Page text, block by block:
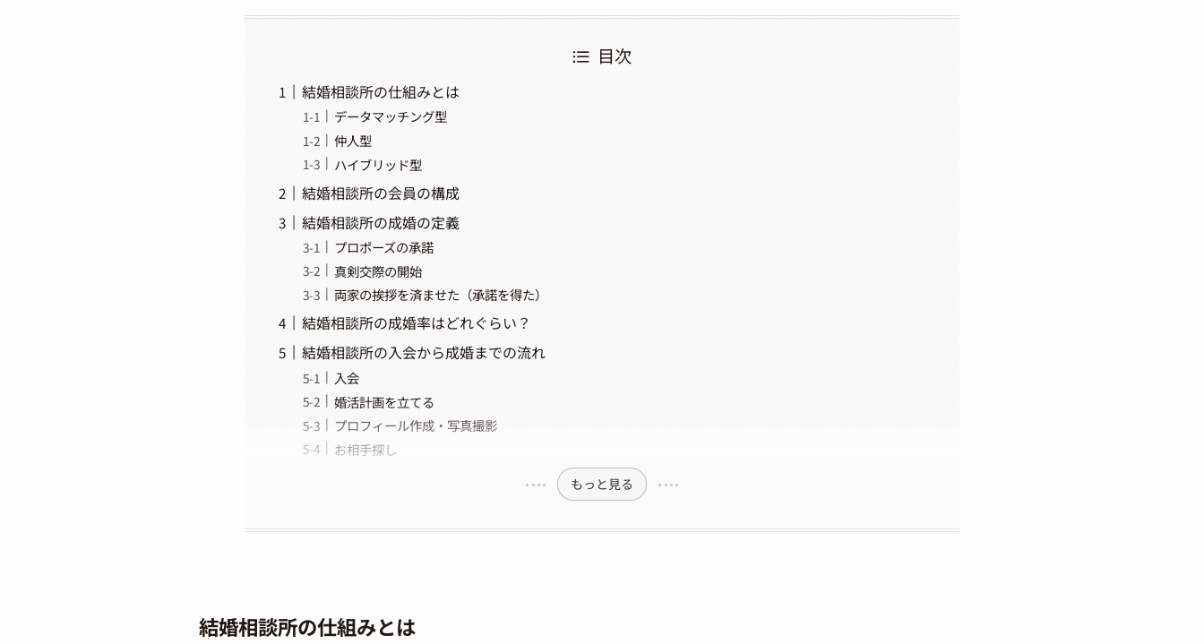
目次
結婚相談所の仕組みとは
データマッチング型
仲人型
ハイブリッド型
結婚相談所の会員の構成
結婚相談所の成婚の定義
プロポーズの承諾
真剣交際の開始
両家の挨拶を済ませた（承諾を得た）
結婚相談所の成婚率はどれぐらい？
結婚相談所の入会から成婚までの流れ
入会
婚活計画を立てる
プロフィール作成・写真撮影
お相手探し
もっと見る
結婚相談所の仕組みとは